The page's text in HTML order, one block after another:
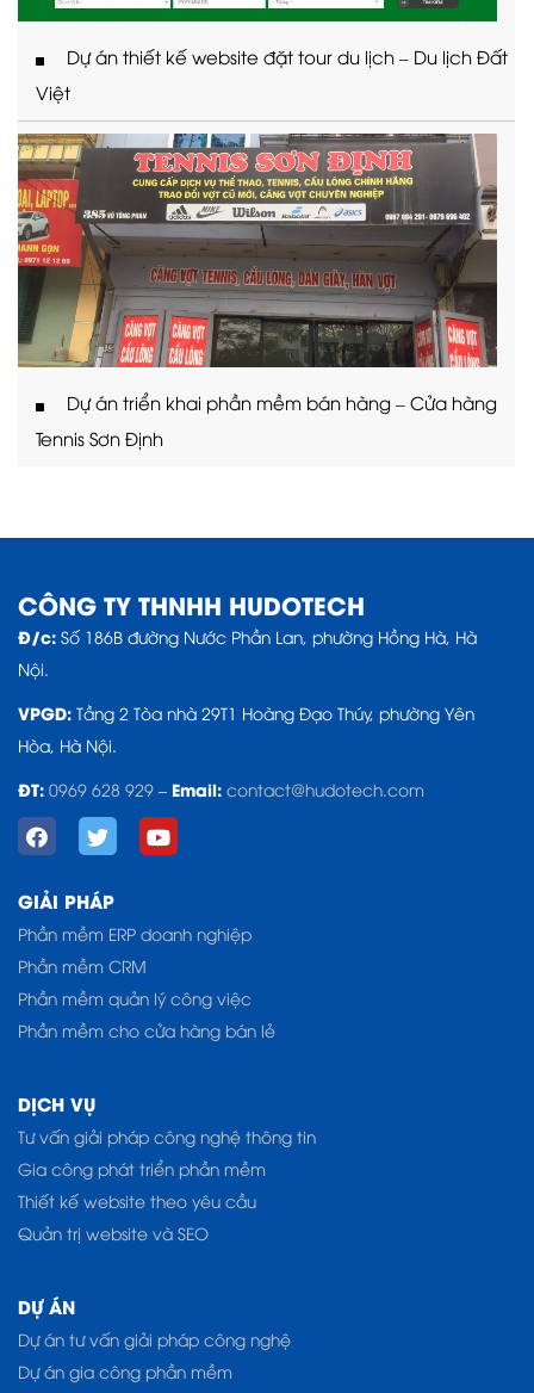
Dự án thiết kế website đặt tour du lịch – Du lịch Đất
Việt
Dự án triển khai phần mềm bán hàng – Cửa hàng
Tennis Sơn Định
CÔNG TY THNHH HUDOTECH
Đ/c: Số 186B đường Nước Phần Lan, phường Hồng Hà, Hà
Nội.
VPGD: Tầng 2 Tòa nhà 29T1 Hoàng Đạo Thúy, phường Yên
Hòa, Hà Nội.
ĐT: 0969 628 929 – Email: contact@hudotech.com
GIẢI PHÁP
Phần mềm ERP doanh nghiệp
Phần mềm CRM
Phần mềm quản lý công việc
Phần mềm cho cửa hàng bán lẻ
DỊCH VỤ
Tư vấn giải pháp công nghệ thông tin
Gia công phát triển phần mềm
Thiết kế website theo yêu cầu
Quản trị website và SEO
DỰ ÁN
Dự án tư vấn giải pháp công nghệ
Dự án gia công phần mềm